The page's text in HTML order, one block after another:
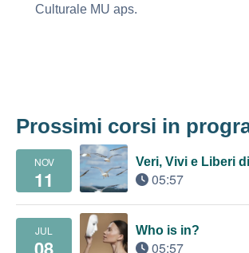
Culturale MU aps.
Prossimi corsi in
NOV
11
Veri, Vivi e Liberi
05:57
JUL Who is in?
05:57